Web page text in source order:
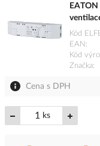
Kód
EAN
Kód
Značka
Cena s DPH
ks